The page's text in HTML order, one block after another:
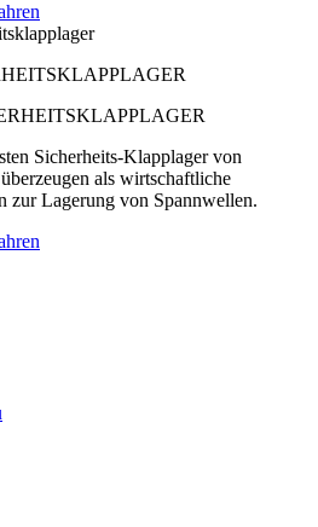
Sicherheits-Klapplager von
als wirtschaftliche
zur Lagerung von Spannwellen.